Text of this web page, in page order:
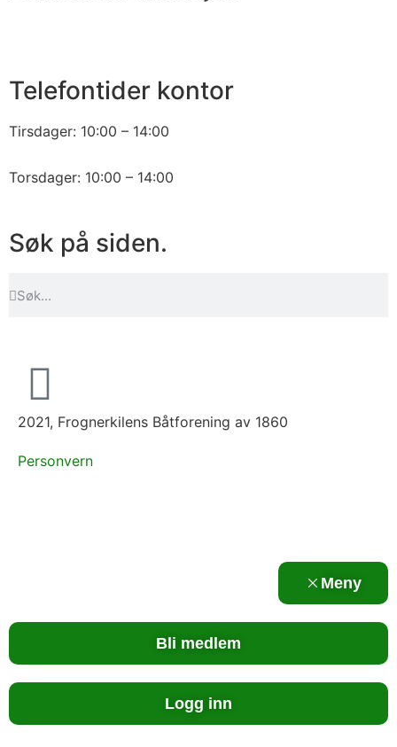
Telefontider kontor
Tirsdager: 10:00 – 14:00
Torsdager: 10:00 – 14:00
Søk på siden.
2021, Frognerkilens Båtforening av 1860
Personvern
Meny
Bli medlem
Logg inn